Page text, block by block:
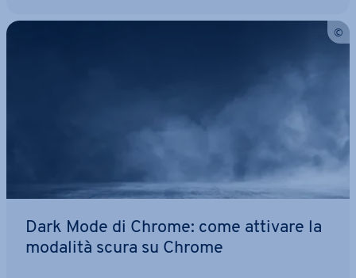
Dark Mode di Chrome: come attivare la
modalità scura su Chrome